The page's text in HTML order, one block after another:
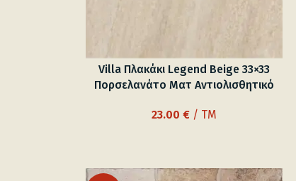
Villa Πλακάκι Legend Beige 33×33
Πορσελανάτο Ματ Αντιολισθητικό
23.00 € / TM